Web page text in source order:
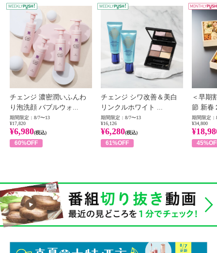
WEEKLY PUSH
チェンジ 濃密潤いふんわ
り泡洗顔 バブルウォ...
期間限定：8/7〜13
¥17,820
¥6,980(税込)
60%OFF
チェンジ シワ改善＆美白
リンクルホワイト ...
期間限定：8/7〜13
¥16,126
¥6,280(税込)
61%OFF
＜早期
節 新春
期間限定：
¥34,800